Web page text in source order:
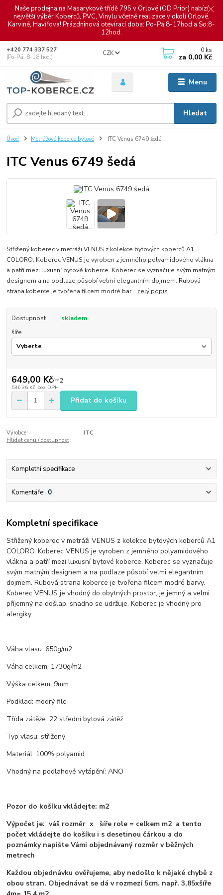
Naše prodejna na Masarykově třídě 795 v Orlové (OD Prior) nabízí
největší výběr Koberců, PVC, Vinylu včetně realizace v okolí Orlové,
Karviné, Havířova! Prázdninová otevírací doba: Po-Pá:8-17hod a So:8-
12hod.
Menu
CZK
Hledat
+420 774 337 527
(Po-Pá, 8-18 hod.)
0 ks
za 0,00 Kč
Úvod Metrážové koberce bytové ITC Venus 6749 šedá
ITC Venus 6749 šedá
Střižený koberec v metráži VENUS z kolekce bytových koberců A1
COLORO. Koberec VENUS je vyroben z jemného polyamidového vlákna
a patří mezi luxusní bytové koberce. Koberec se vyznačuje svým matným
designem a na podlaze působí velmi elegantním dojmem. Rubová
strana koberce je tvořena filcem modré bar... celý popis
Dostupnost
skladem
šíře
649,00 Kč/m2
536,36 Kč bez DPH
Přidat do košíku
Výrobce:
ITC
Hlídat cenu / dostupnost
Kompletní specifikace
Komentáře 0
Kompletní specifikace
Střižený koberec v metráži VENUS z kolekce bytových koberců A1
COLORO. Koberec VENUS je vyroben z jemného polyamidového
vlákna a patří mezi luxusní bytové koberce. Koberec se vyznačuje
svým matným designem a na podlaze působí velmi elegantním
dojmem. Rubová strana koberce je tvořena filcem modré barvy.
Koberec VENUS je vhodný do obytných prostor, je jemný a velmi
příjemný na došlap, snadno se udržuje. Koberec je vhodný pro
alergiky.
Váha vlasu: 650g/m2
Váha celkem: 1730g/m2
Výška celkem: 9mm
Podklad: modrý filc
Třída zátěže: 22 střední bytová zátěž
Typ vlasu: střižený
Materiál: 100% polyamid
Vhodný na podlahové vytápění: ANO
Pozor do košíku vkládejte: m2
Výpočet je: váš rozměr x šíře role = celkem m2 a tento
počet vkládejte do košíku i s desetinou čárkou a do
poznámky napište Vámi objednávaný rozměr v běžných
metrech
Každou objednávku ověřujeme, aby nedošlo k nějaké chybě z
obou stran. Objednávat se dá v rozmezí 5cm. např. 3,85xšíře